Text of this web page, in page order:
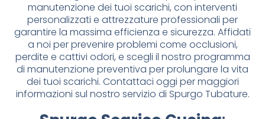
manutenzione dei tuoi scarichi, con interventi
personalizzati e attrezzature professionali per
garantire la massima efficienza e sicurezza. Affidati
a noi per prevenire problemi come occlusioni,
perdite e cattivi odori, e scegli il nostro programma
di manutenzione preventiva per prolungare la vita
dei tuoi scarichi. Contattaci oggi per maggiori
informazioni sul nostro servizio di Spurgo Tubature.